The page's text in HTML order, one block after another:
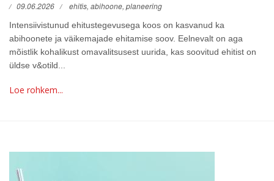
09.06.2026
ehitis, abihoone, planeering
Intensiivistunud ehitustegevusega koos on kasvanud ka
abihoonete ja väikemajade ehitamise soov. Eelnevalt on aga
mõistlik kohalikust omavalitsusest uurida, kas soovitud ehitist on
üldse v&otild...
Loe rohkem...